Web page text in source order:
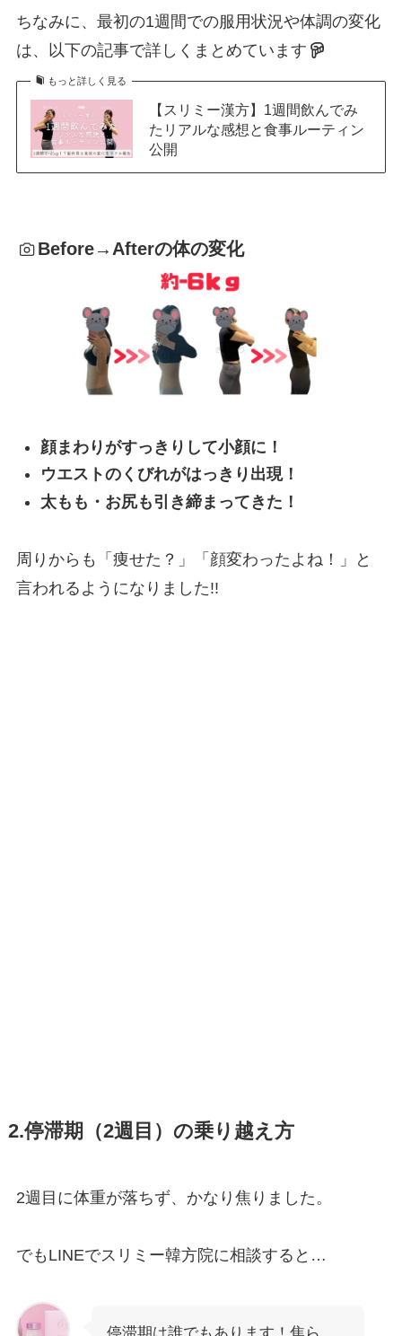
ちなみに、最初の1週間での服用状況や体調の変化
は、以下の記事で詳しくまとめています
もっと詳しく見る
【スリミー漢方】1週間飲んでみ
たリアルな感想と食事ルーティン
公開
Before→Afterの体の変化
顔まわりがすっきりして小顔に！
ウエストのくびれがはっきり出現！
太もも・お尻も引き締まってきた！
周りからも「痩せた？」「顔変わったよね！」と
言われるようになりました!!
2.停滞期（2週目）の乗り越え方
2週目に体重が落ちず、かなり焦りました。
でもLINEでスリミー韓方院に相談すると…